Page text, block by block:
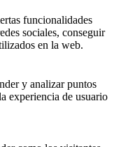
funcionalidades
sociales, conseguir
en la web.
y analizar puntos
experiencia de usuario